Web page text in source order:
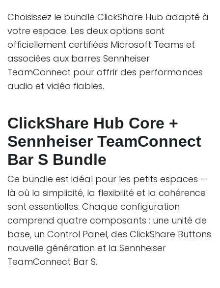
Choisissez le bundle ClickShare Hub adapté à
votre espace. Les deux options sont
officiellement certifiées Microsoft Teams et
associées aux barres Sennheiser
TeamConnect pour offrir des performances
audio et vidéo fiables.
ClickShare Hub Core +
Sennheiser TeamConnect
Bar S Bundle
Ce bundle est idéal pour les petits espaces —
là où la simplicité, la flexibilité et la cohérence
sont essentielles. Chaque configuration
comprend quatre composants : une unité de
base, un Control Panel, des ClickShare Buttons
nouvelle génération et la Sennheiser
TeamConnect Bar S.